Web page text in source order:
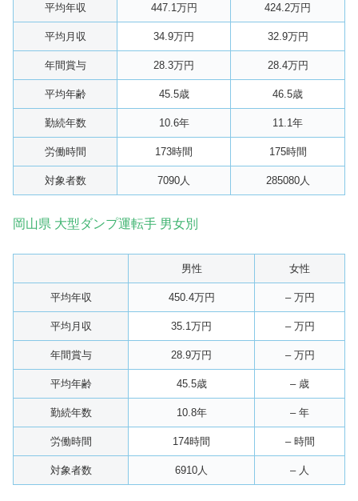
平均年収 447.1万円 424.2万円
平均月収 34.9万円 32.9万円
年間賞与 28.3万円 28.4万円
平均年齢 45.5歳 46.5歳
勤続年数 10.6年 11.1年
労働時間 173時間 175時間
対象者数 7090人 285080人
岡山県 大型ダンプ運転手 男女別
男性 女性
平均年収 450.4万円 – 万円
平均月収 35.1万円 – 万円
年間賞与 28.9万円 – 万円
平均年齢 45.5歳 – 歳
勤続年数 10.8年 – 年
労働時間 174時間 – 時間
対象者数 6910人 – 人